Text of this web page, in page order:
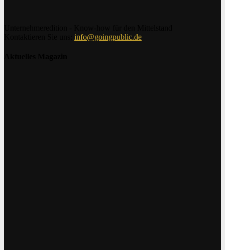
info@goingpublic.de